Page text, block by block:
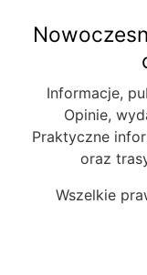
Informacje,
Opinie,
Praktyczne
oraz
Wszelkie